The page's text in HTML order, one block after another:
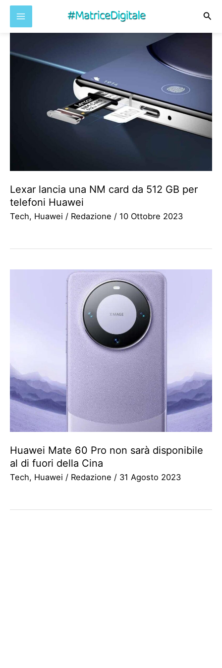
Lexar lancia una NM card da 512 GB per
telefoni Huawei
Tech, Huawei / Redazione / 10 Ottobre 2023
Huawei Mate 60 Pro non sarà disponibile
al di fuori della Cina
Tech, Huawei / Redazione / 31 Agosto 2023